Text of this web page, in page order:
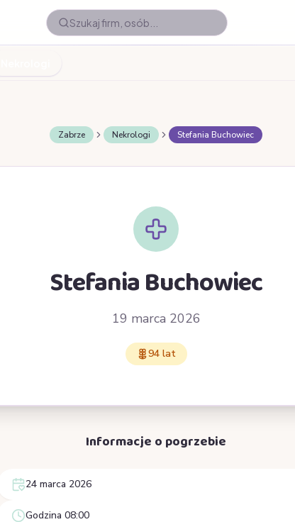
Zabrze Nekrologi Stefania Buchowiec
Stefania Buchowiec
19 marca 2026
94 lat
Informacje o pogrzebie
24 marca 2026
Godzina 08:00